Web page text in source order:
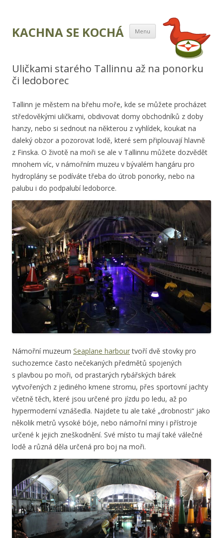
KACHNA SE KOCHÁ Menu Přejít k obsahu
webu
Uličkami starého Tallinnu až na ponorku
či ledoborec
Tallinn je městem na břehu moře, kde se můžete procházet
středověkými uličkami, obdivovat domy obchodníků z doby
hanzy, nebo si sednout na některou z vyhlídek, koukat na
daleký obzor a pozorovat lodě, které sem připlouvají hlavně
z Finska. O životě na moři se ale v Tallinnu můžete dozvědět
mnohem víc, v námořním muzeu v bývalém hangáru pro
hydroplány se podíváte třeba do útrob ponorky, nebo na
palubu i do podpalubí ledoborce.
Námořní muzeum Seaplane harbourtvoří dvě stovky pro
suchozemce často nečekaných předmětů spojených
s plavbou po moři, od prastarých rybářských bárek
vytvořených z jediného kmene stromu, přes sportovní jachty
včetně těch, které jsou určené pro jízdu po ledu, až po
hypermoderní vznášedla. Najdete tu ale také „drobnosti“ jako
několik metrů vysoké bóje, nebo námořní miny i přístroje
určené k jejich zneškodnění. Své místo tu mají také válečné
lodě a různá děla určená pro boj na moři.